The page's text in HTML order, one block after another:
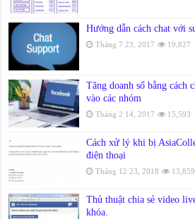
Hướng dẫn cách chat với
Tháng 7 23, 2017 19,827
Tăng doanh số bằng cách
vào các nhóm
Tháng 2 14, 2017 15,593
Cách xử lý khi bị
điện thoại
Tháng 12 23, 2018 13,859
Thủ thuật chia sẻ video
khóa.